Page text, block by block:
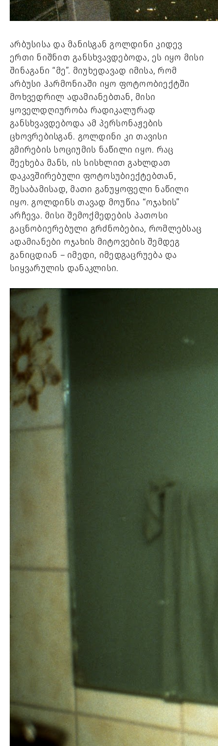
არბუსისა და მანისგან გოლდინი კიდევ
ერთი ნიშნით განსხვავდებოდა, ეს იყო მისი
შინაგანი “მე”. მიუხედავად იმისა, რომ
არბუსი ჰარმონიაში იყო ფოტოობიექტში
მოხვედრილ ადამიანებთან, მისი
ყოველდღიურობა რადიკალურად
განსხვავდებოდა ამ პერსონაჟების
ცხოვრებისგან. გოლდინი კი თავისი
გმირების სოციუმის ნაწილი იყო. რაც
შეეხება მანს, ის სისხლით გახლდათ
დაკავშირებული ფოტოსუბიექტებთან,
შესაბამისად, მათი განუყოფელი ნაწილი
იყო. გოლდინს თავად მოუწია “ოჯახის”
არჩევა. მისი შემოქმედების პათოსი
გაცნობიერებული გრძნობებია, რომლებსაც
ადამიანები ოჯახის მიტოვების შემდეგ
განიცდიან – იმედი, იმედგაცრუება და
სიყვარულის დანაკლისი.